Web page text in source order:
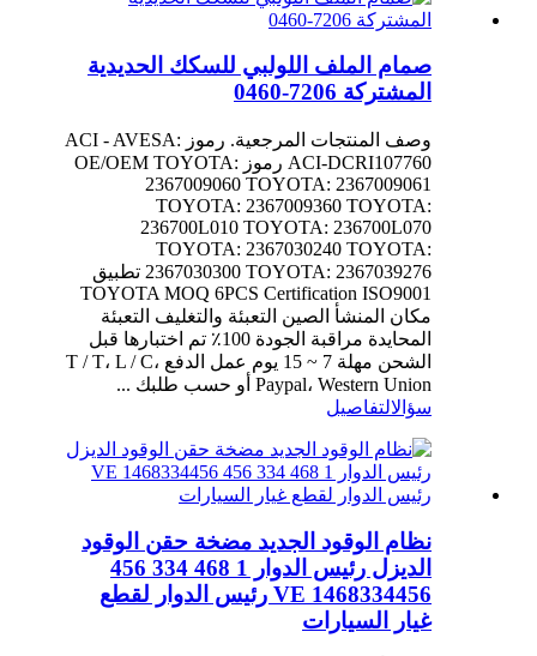
صمام الملف اللولبي للسكك الحديدية
المشتركة 7206-0460
وصف المنتجات المرجعية. رموز ACI - AVESA:
ACI-DCRI107760 رموز OE/OEM TOYOTA:
2367009060 TOYOTA: 2367009061
TOYOTA: 2367009360 TOYOTA:
236700L010 TOYOTA: 236700L070
TOYOTA: 2367030240 TOYOTA:
2367030300 TOYOTA: 2367039276 تطبيق
TOYOTA MOQ 6PCS Certification ISO9001
مكان المنشأ الصين التعبئة والتغليف التعبئة
المحايدة مراقبة الجودة 100٪ تم اختبارها قبل
الشحن مهلة 7 ~ 15 يوم عمل الدفع T / T، L / C،
Paypal، Western Union أو حسب طلبك ...
سؤالالتفاصيل
نظام الوقود الجديد مضخة حقن الوقود
الديزل رئيس الدوار 1 468 334 456
1468334456 VE رئيس الدوار لقطع
غيار السيارات